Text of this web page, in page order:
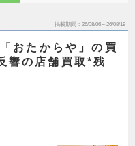
掲載期間 26/08/06～26/08/19
おたからや」の買
響の店舗買取*残